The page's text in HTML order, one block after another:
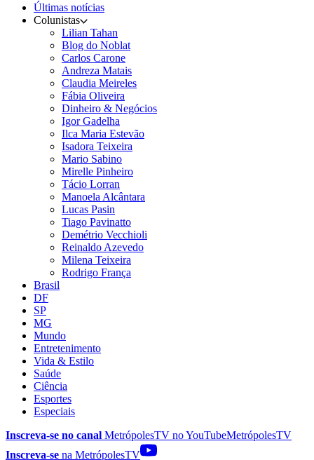
Últimas notícias
Colunistas
Lilian Tahan
Blog do Noblat
Carlos Carone
Andreza Matais
Claudia Meireles
Fábia Oliveira
Dinheiro & Negócios
Igor Gadelha
Ilca Maria Estevão
Isadora Teixeira
Mario Sabino
Mirelle Pinheiro
Tácio Lorran
Manoela Alcântara
Lucas Pasin
Tiago Pavinatto
Demétrio Vecchioli
Reinaldo Azevedo
Milena Teixeira
Rodrigo França
Brasil
DF
SP
MG
Mundo
Entretenimento
Vida & Estilo
Saúde
Ciência
Esportes
Especiais
Inscreva-se no canal MetrópolesTV noYouTubeMetrópolesTV
Inscreva-se na MetrópolesTV